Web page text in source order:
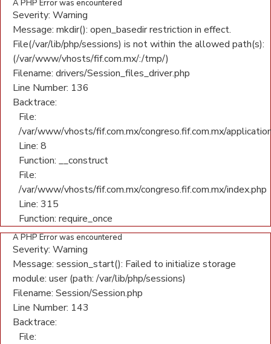
A PHP Error was encountered
Severity: Warning
Message: mkdir(): open_basedir restriction in effect.
File(/var/lib/php/sessions) is not within the allowed path(s):
(/var/www/vhosts/fif.com.mx/:/tmp/)
Filename: drivers/Session_files_driver.php
Line Number: 136
Backtrace:
File:
/var/www/vhosts/fif.com.mx/congreso.fif.com.mx/
Line: 8
Function: __construct
File:
/var/www/vhosts/fif.com.mx/congreso.fif.com.mx/index.php
Line: 315
Function: require_once
A PHP Error was encountered
Severity: Warning
Message: session_start(): Failed to initialize storage
module: user (path: /var/lib/php/sessions)
Filename: Session/Session.php
Line Number: 143
Backtrace:
File: